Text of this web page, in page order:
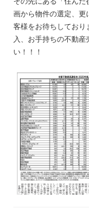
画から物件の選定、更
客様をお待ちしてお
入、お手持ちの不動
い！！！